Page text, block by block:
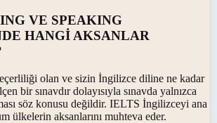
VE SPEAKING
HANGİ AKSANLAR
olan ve sizin İngilizce diline ne kadar
bir sınavdır dolayısıyla sınavda yalnızca
söz konusu değildir. IELTS İngilizceyi ana
ülkelerin aksanlarını muhteva eder.